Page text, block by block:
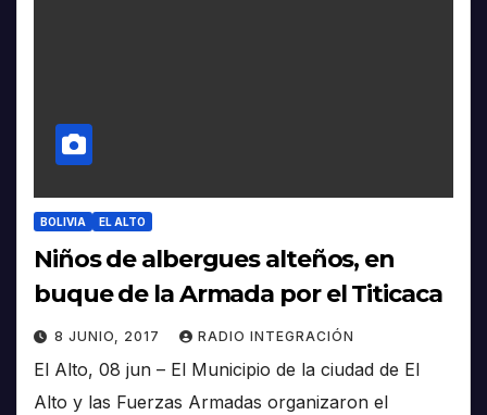
BOLIVIA EL ALTO
Niños de albergues alteños, en
buque de la Armada por el Titicaca
8 JUNIO, 2017 RADIO INTEGRACIÓN
El Alto, 08 jun – El Municipio de la ciudad de El
Alto y las Fuerzas Armadas organizaron el